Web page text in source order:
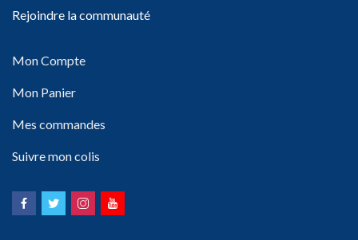
Rejoindre la communauté
Mon Compte
Mon Panier
Mes commandes
Suivre mon colis